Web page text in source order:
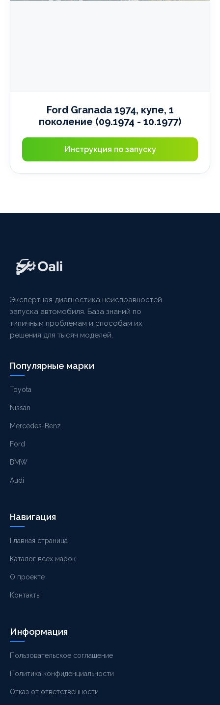
Ford Granada 1974, купе, 1
поколение (09.1974 - 10.1977)
Инструкция по запуску
Экспертная диагностика неисправностей
запуска автомобиля. База знаний по
типичным проблемам и способам их
решения для тысяч моделей.
Популярные марки
Toyota
Nissan
Mercedes-Benz
Ford
BMW
Audi
Навигация
Главная страница
Каталог всех марок
О проекте
Контакты
Информация
Пользовательское соглашение
Политика конфиденциальности
Отказ от ответственности